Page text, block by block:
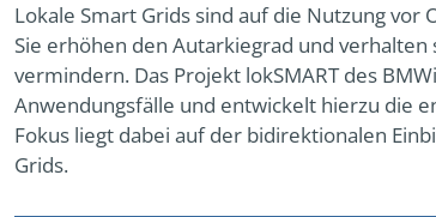
for our customers
- 5:00pm(GMT +1)
Drop us a line
Lokale Smart Grids sind auf die Nutzung
Sie erhöhen den Autarkiegrad und
vermindern. Das Projekt lokSMART des
Anwendungsfälle und entwickelt hierzu die
Fokus liegt dabei auf der bidirektionalen
Grids.